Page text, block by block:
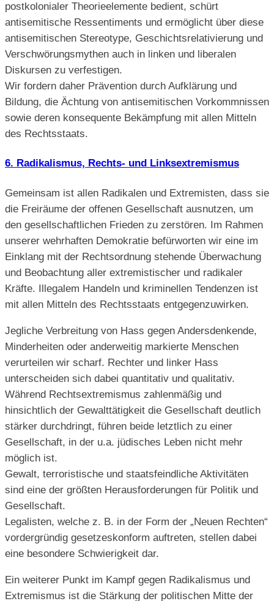
postkolonialer Theorieelemente bedient, schürt
antisemitische Ressentiments und ermöglicht über diese
antisemitischen Stereotype, Geschichtsrelativierung und
Verschwörungsmythen auch in linken und liberalen
Diskursen zu verfestigen.
Wir fordern daher Prävention durch Aufklärung und
Bildung, die Ächtung von antisemitischen Vorkommnissen
sowie deren konsequente Bekämpfung mit allen Mitteln
des Rechtsstaats.
6. Radikalismus, Rechts- und Linksextremismus
Gemeinsam ist allen Radikalen und Extremisten, dass sie
die Freiräume der offenen Gesellschaft ausnutzen, um
den gesellschaftlichen Frieden zu zerstören. Im Rahmen
unserer wehrhaften Demokratie befürworten wir eine im
Einklang mit der Rechtsordnung stehende Überwachung
und Beobachtung aller extremistischer und radikaler
Kräfte. Illegalem Handeln und kriminellen Tendenzen ist
mit allen Mitteln des Rechtsstaats entgegenzuwirken.
Jegliche Verbreitung von Hass gegen Andersdenkende,
Minderheiten oder anderweitig markierte Menschen
verurteilen wir scharf. Rechter und linker Hass
unterscheiden sich dabei quantitativ und qualitativ.
Während Rechtsextremismus zahlenmäßig und
hinsichtlich der Gewalttätigkeit die Gesellschaft deutlich
stärker durchdringt, führen beide letztlich zu einer
Gesellschaft, in der u.a. jüdisches Leben nicht mehr
möglich ist.
Gewalt, terroristische und staatsfeindliche Aktivitäten
sind eine der größten Herausforderungen für Politik und
Gesellschaft.
Legalisten, welche z. B. in der Form der „Neuen Rechten“
vordergründig gesetzeskonform auftreten, stellen dabei
eine besondere Schwierigkeit dar.
Ein weiterer Punkt im Kampf gegen Radikalismus und
Extremismus ist die Stärkung der politischen Mitte der